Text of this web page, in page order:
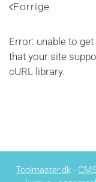
Forrige
Error: unable to
that your site
cURL library.
Toolmaster.dk-